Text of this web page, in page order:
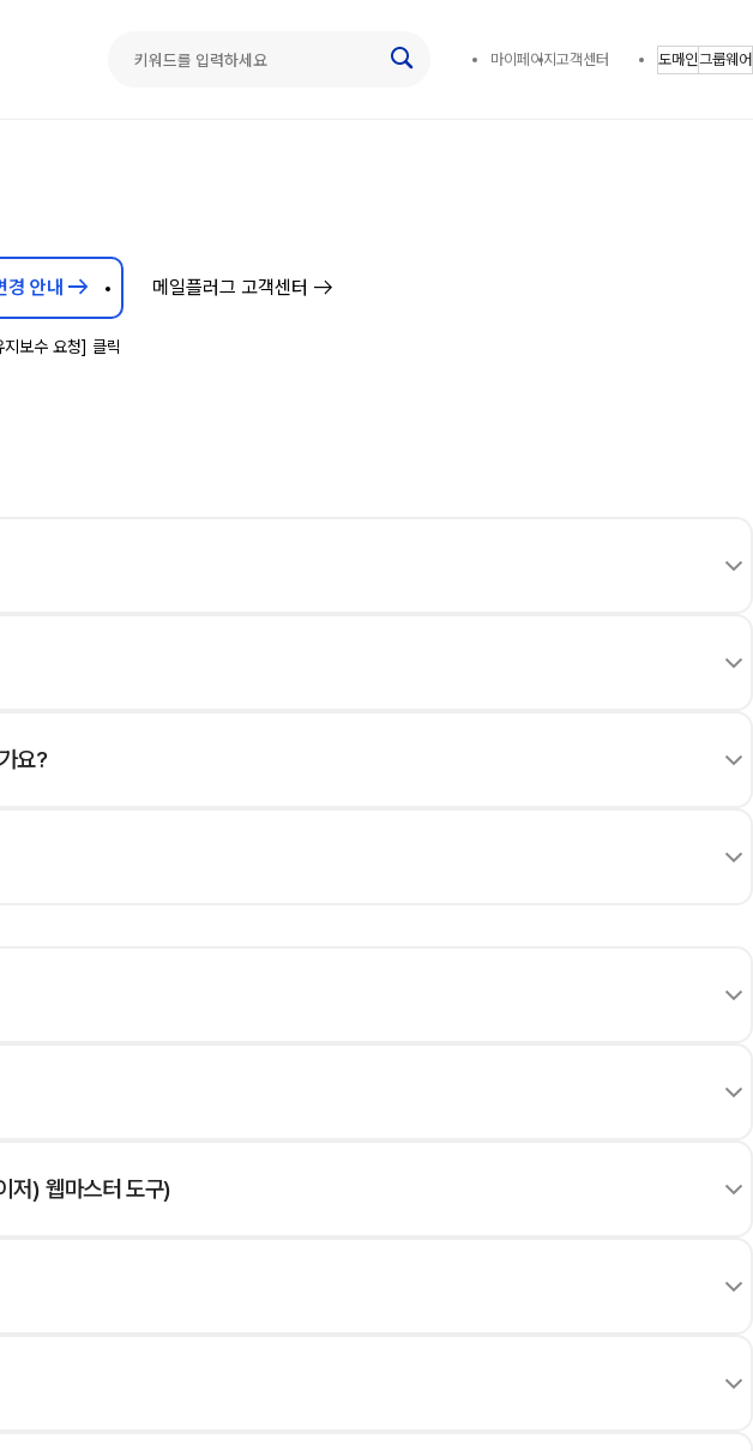
마이페이지 고객센터 도메인그룹웨어
안내 arrow_right_alt 메일플러그 고객센터 arrow_right_alt
보수 요청] 클릭
저) 웹마스터 도구)
요?